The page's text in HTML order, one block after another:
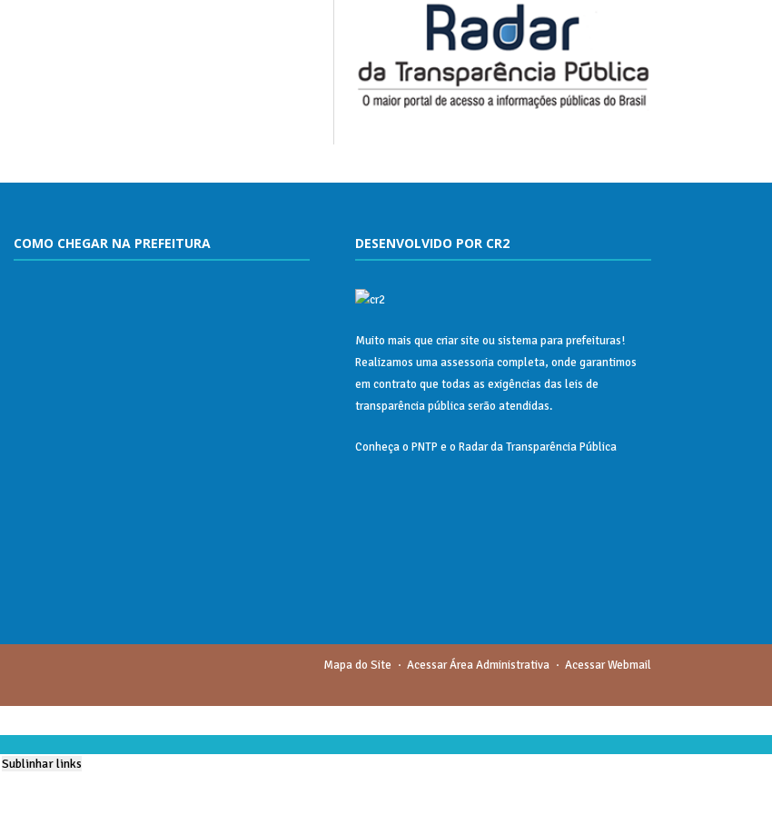
COMO CHEGAR NA PREFEITURA DESENVOLVIDO POR CR2
Muito mais que criar site ousistema para prefeituras!
Realizamos umaassessoriacompleta, onde garantimos
em contrato que todas as exigências das leis de
transparência públicaserão atendidas.
Conheça o PNTP e o Radar da Transparência Pública
Mapa do Site Acessar Área Administrativa Acessar Webmail
Sublinhar links